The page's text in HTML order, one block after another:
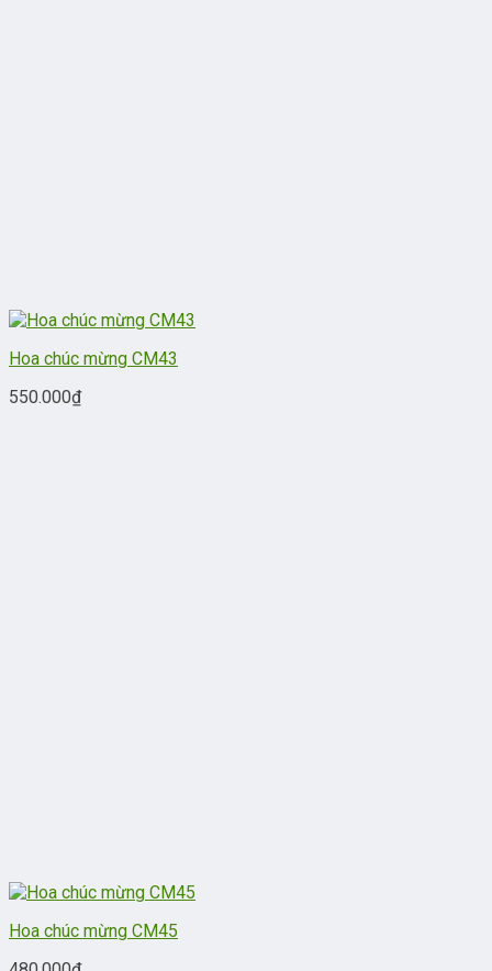
Hoa chúc mừng CM43
550.000₫
Hoa chúc mừng CM45